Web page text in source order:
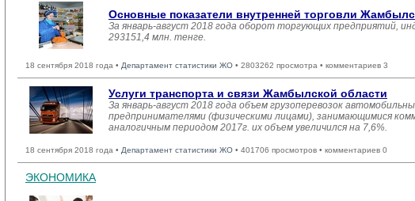
Основные показатели внутренней торговли
За январь-август 2018 года оборот торгующих предприятий,
293151,4 млн. тенге.
18 сентября 2018 года • Департамент статистики ЖО • 2803262 просмотра • комментариев 3
Услуги транспорта и связи Жамбылской области
За январь-август 2018 года объем грузоперевозок
предпринимателями (физическими лицами), занимающимися
аналогичным периодом 2017г. их объем увеличился на 7,6%.
18 сентября 2018 года • Департамент статистики ЖО • 401706 просмотров • комментариев 0
ЭКОНОМИКА